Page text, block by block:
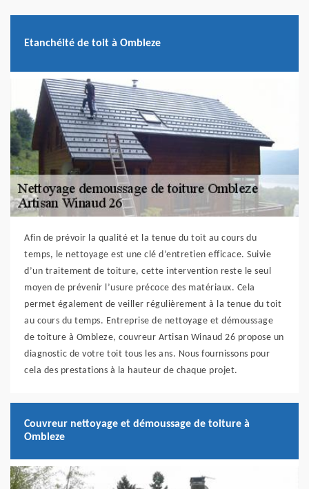
Etanchéité de toit à Ombleze
Afin de prévoir la qualité et la tenue du toit au cours du
temps, le nettoyage est une clé d’entretien efficace. Suivie
d’un traitement de toiture, cette intervention reste le seul
moyen de prévenir l’usure précoce des matériaux. Cela
permet également de veiller régulièrement à la tenue du toit
au cours du temps. Entreprise de nettoyage et démoussage
de toiture à Ombleze, couvreur Artisan Winaud 26 propose un
diagnostic de votre toit tous les ans. Nous fournissons pour
cela des prestations à la hauteur de chaque projet.
Couvreur nettoyage et démoussage de toiture à
Ombleze